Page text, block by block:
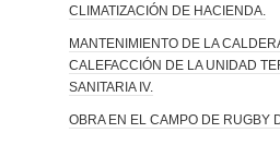
CLIMATIZACIÓN DE HACIENDA.
MANTENIMIENTO DE LA
CALEFACCIÓN DE LA UNIDAD
SANITARIA IV.
OBRA EN EL CAMPO DE RUGBY